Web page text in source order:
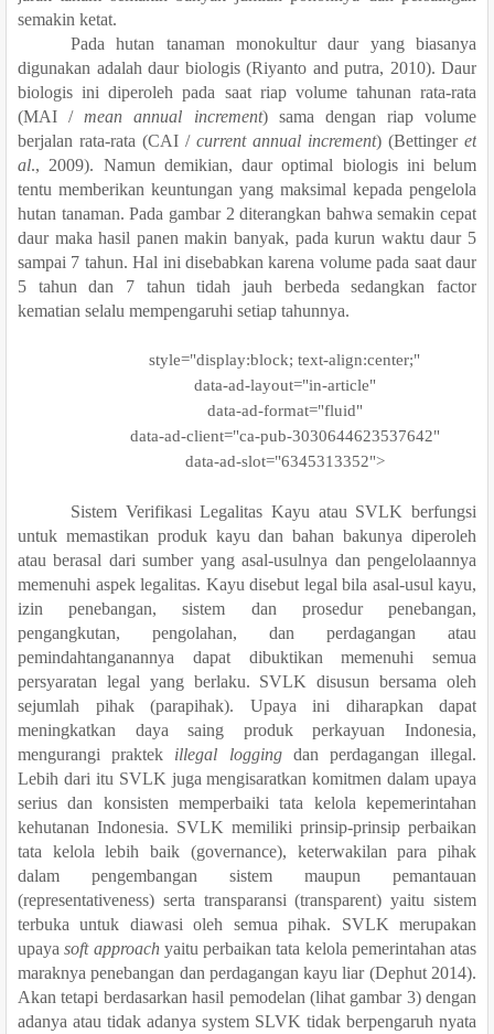
semakin ketat.
Pada hutan tanaman monokultur daur yang biasanya
digunakan adalah daur biologis (Riyanto and putra, 2010). Daur
biologis ini diperoleh pada saat riap volume tahunan rata-rata
(MAI /mean annual increment) sama dengan riap volume
berjalan rata-rata (CAI / current annual increment) (Bettinger et
al., 2009). Namun demikian, daur optimal biologis ini belum
tentu memberikan keuntungan yang maksimal kepada pengelola
hutan tanaman. Pada gambar 2 diterangkan bahwasemakin cepat
daur maka hasil panen makin banyak, pada kurun waktu daur 5
sampai 7 tahun. Hal ini disebabkan karena volume pada saat daur
5 tahun dan 7 tahun tidah jauh berbeda sedangkan factor
kematian selalu mempengaruhi setiap tahunnya.
style="display:block; text-align:center;"
data-ad-layout="in-article"
data-ad-format="fluid"
data-ad-client="ca-pub-3030644623537642"
data-ad-slot="6345313352">
Sistem Verifikasi Legalitas Kayu atau SVLK berfungsi
untuk memastikan produk kayu dan bahan bakunya diperoleh
atau berasal dari sumber yang asal-usulnya dan pengelolaannya
memenuhi aspek legalitas. Kayu disebut legal bila asal-usul kayu,
izin penebangan, sistem dan prosedur penebangan,
pengangkutan, pengolahan, dan perdagangan atau
pemindahtanganannya dapat dibuktikan memenuhi semua
persyaratan legal yang berlaku. SVLK disusun bersama oleh
sejumlah pihak (parapihak). Upaya ini diharapkan dapat
meningkatkan daya saing produk perkayuan Indonesia,
mengurangi praktek illegal loggingdan perdagangan illegal.
Lebih dari itu SVLK juga mengisaratkan komitmen dalam upaya
serius dan konsisten memperbaiki tata kelola kepemerintahan
kehutanan Indonesia. SVLK memiliki prinsip-prinsip perbaikan
tata kelola lebih baik (governance), keterwakilan para pihak
dalam pengembangan sistem maupun pemantauan
(representativeness) serta transparansi (transparent) yaitu sistem
terbuka untuk diawasi oleh semua pihak. SVLK merupakan
upayasoft approachyaitu perbaikan tata kelola pemerintahan atas
maraknya penebangan dan perdagangan kayu liar (Dephut 2014).
Akan tetapi berdasarkan hasil pemodelan (lihat gambar 3) dengan
adanya atau tidak adanya system SLVK tidak berpengaruh nyata